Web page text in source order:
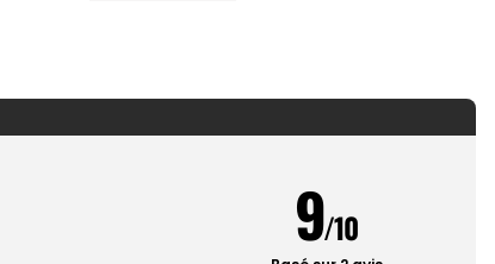
9/10